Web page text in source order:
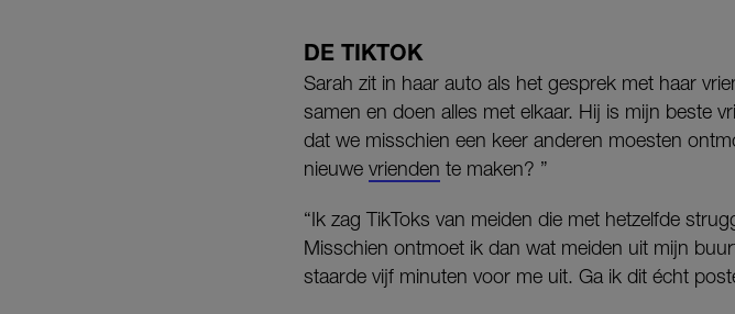
DE TIKTOK
Sarah zit in haar auto als het gesprek met haar
samen en doen alles met elkaar. Hij is mijn beste
dat we misschien een keer anderen moesten
nieuwe vrienden te maken? ”
“Ik zag TikToks van meiden die met hetzelfde
Misschien ontmoet ik dan wat meiden uit mijn
staarde vijf minuten voor me uit. Ga ik dit écht